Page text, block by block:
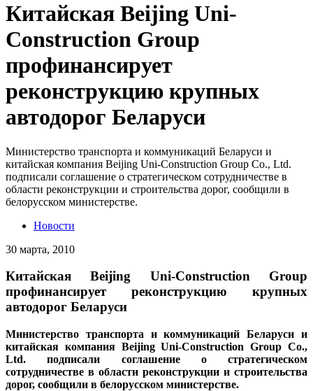
Китайская Beijing Uni-
Construction Group
профинансирует
реконструкцию крупных
автодорог Беларуси
Министерство транспорта и коммуникаций Беларуси и
китайская компания Beijing Uni-Construction Group Co., Ltd.
подписали соглашение о стратегическом сотрудничестве в
области реконструкции и строительства дорог, сообщили в
белорусском министерстве.
Новости
30 марта, 2010
Китайская Beijing Uni-Construction Group
профинансирует реконструкцию крупных
автодорог Беларуси
Министерство транспорта и коммуникаций Беларуси и
китайская компания Beijing Uni-Construction Group Co.,
Ltd. подписали соглашение о стратегическом
сотрудничестве в области реконструкции и строительства
дорог, сообщили в белорусском министерстве.